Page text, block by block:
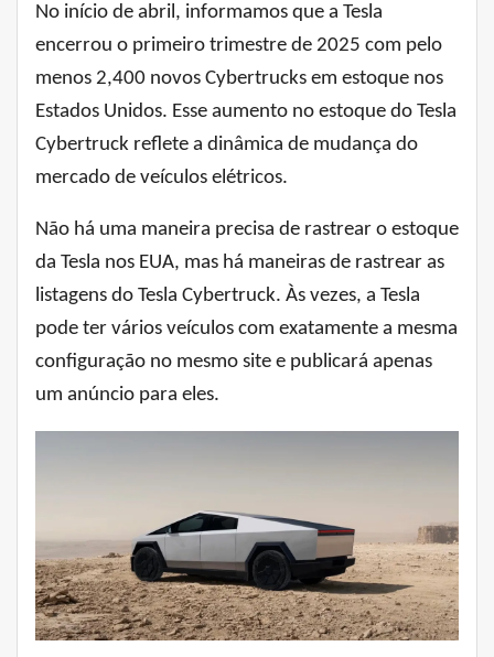
No início de abril, informamos que a Tesla
encerrou o primeiro trimestre de 2025 com pelo
menos 2,400 novos Cybertrucks em estoque nos
Estados Unidos. Esse aumento no estoque do Tesla
Cybertruck reflete a dinâmica de mudança do
mercado de veículos elétricos.
Não há uma maneira precisa de rastrear o estoque
da Tesla nos EUA, mas há maneiras de rastrear as
listagens do Tesla Cybertruck. Às vezes, a Tesla
pode ter vários veículos com exatamente a mesma
configuração no mesmo site e publicará apenas
um anúncio para eles.